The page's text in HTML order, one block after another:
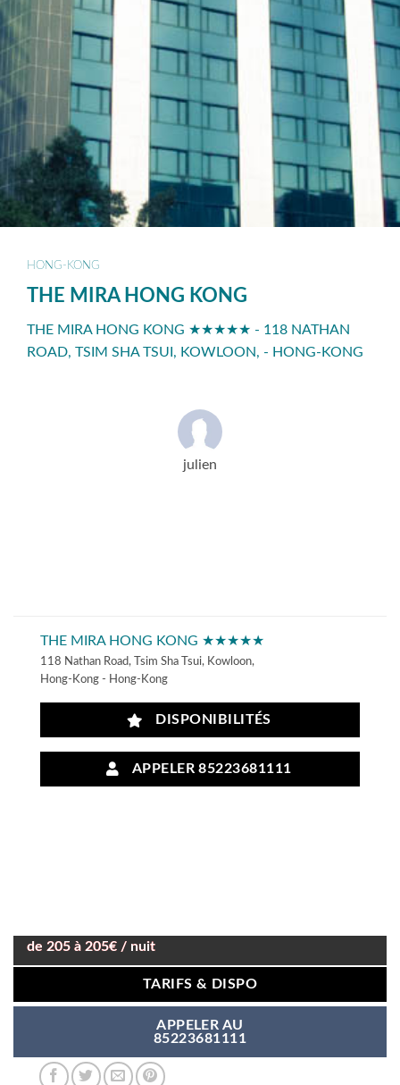
HONG-KONG
THE MIRA HONG KONG
THE MIRA HONG KONG ★★★★★ - 118 NATHAN
ROAD, TSIM SHA TSUI, KOWLOON, - HONG-KONG
julien
THE MIRA HONG KONG ★★★★★
118 Nathan Road, Tsim Sha Tsui, Kowloon,
Hong-Kong - Hong-Kong
DISPONIBILITÉS
APPELER 85223681111
de 205 à 205€ / nuit
TARIFS & DISPO
APPELER AU
85223681111